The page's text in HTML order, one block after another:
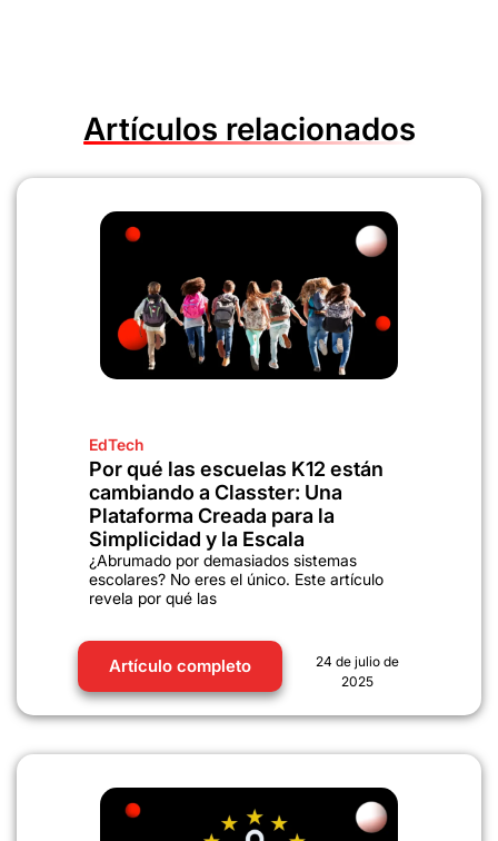
Artículos relacionados
EdTech
Por qué las escuelas K12 están
cambiando a Classter: Una
Plataforma Creada para la
Simplicidad y la Escala
¿Abrumado por demasiados sistemas
escolares? No eres el único. Este artículo
revela por qué las
Artículo completo
24 de julio de
2025